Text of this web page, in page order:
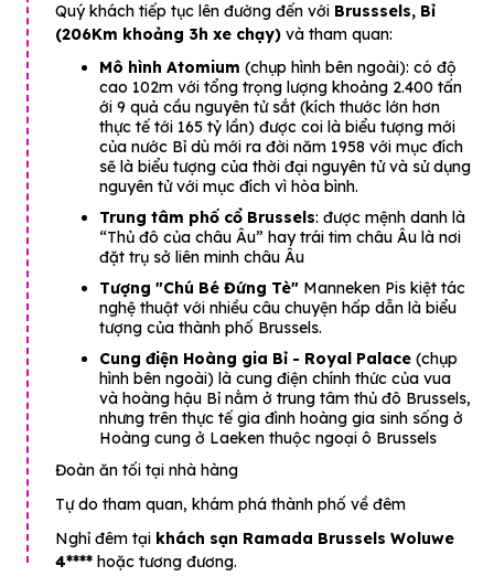
Quý khách tiếp tục lên đường đến với Brusssels, Bỉ
(206Km khoảng 3h xe chạy) và tham quan:
Mô hình Atomium (chụp hình bên ngoài): có độ
cao 102m với tổng trọng lượng khoảng 2.400 tấn
ới 9 quả cầu nguyên tử sắt (kích thước lớn hơn
thực tế tới 165 tỷ lần) được coi là biểu tượng mới
của nước Bỉ dù mới ra đời năm 1958 với mục đích
sẽ là biểu tượng của thời đại nguyên tử và sử dụng
nguyên tử với mục đích vì hòa bình.
Trung tâm phố cổ Brussels: được mệnh danh là
“Thủ đô của châu Âu” hay trái tim châu Âu là nơi
đặt trụ sở liên minh châu Âu
Tượng "Chú Bé Đứng Tè" Manneken Pis kiệt tác
nghệ thuật với nhiều câu chuyện hấp dẫn là biểu
tượng của thành phố Brussels.
Cung điện Hoàng gia Bỉ - Royal Palace (chụp
hình bên ngoài) là cung điện chính thức của vua
và hoàng hậu Bỉ nằm ở trung tâm thủ đô Brussels,
nhưng trên thực tế gia đình hoàng gia sinh sống ở
Hoàng cung ở Laeken thuộc ngoại ô Brussels
Đoàn ăn tối tại nhà hàng
Tự do tham quan, khám phá thành phố về đêm
Nghỉ đêm tại khách sạn Ramada Brussels Woluwe
4**** hoặc tương đương.